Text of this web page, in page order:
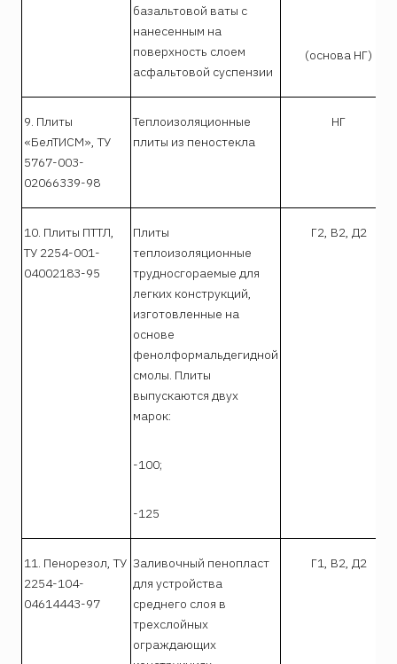
базальтовой ваты с
нанесенным на
поверхность слоем
асфальтовой суспензии
(основа НГ)
9. Плиты
«БелТИСМ», ТУ
5767-003-
02066339-98
Теплоизоляционные
плиты из пеностекла
НГ
10. Плиты ПТТЛ,
ТУ 2254-001-
04002183-95
Плиты
теплоизоляционные
трудносгораемые для
легких конструкций,
изготовленные на
основе
фенолформальдегидной
смолы. Плиты
выпускаются двух
марок:
Г2, В2, Д2
-100;
-125
11. Пенорезол, ТУ
2254-104-
04614443-97
Заливочный пенопласт
для устройства
среднего слоя в
трехслойных
ограждающих
Г1, В2, Д2